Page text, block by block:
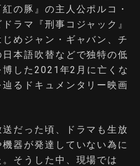
の豚』の主人公ポルコ・
ラマ『刑事コジャック』
めジャン・ギャバン、チ
本語吹替などで独特の低
した2021年2月に亡くな
るドキュメンタリー映画
だった頃、ドラマも生放
器が発達していない為に
そうした中、現場では